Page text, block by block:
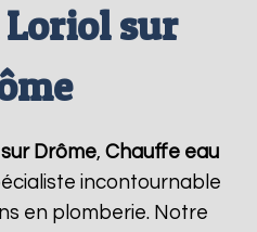
sur
Drôme,Chauffe eau
incontournable
en plomberie. Notre